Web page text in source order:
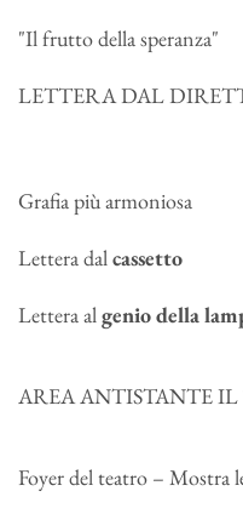
"Il frutto della speranza"
LETTERA DAL
Grafia più armoniosa
Lettera dalcassetto
Lettera algenio della
AREA ANTISTANTE IL
Foyer del teatro – Mostra